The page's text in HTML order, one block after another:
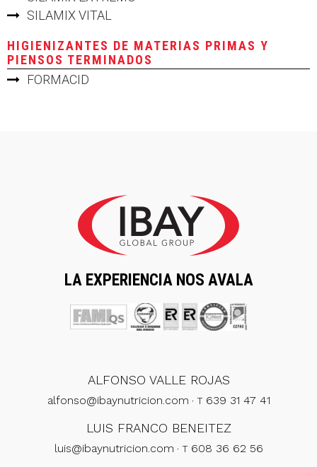
SILAMIX VITAL
HIGIENIZANTES DE MATERIAS PRIMAS Y
PIENSOS TERMINADOS
FORMACID
LA EXPERIENCIA NOS AVALA
ALFONSO VALLE ROJAS
alfonso@ibaynutricion.com · T 639 31 47 41
LUIS FRANCO BENEITEZ
luis@ibaynutricion.com · T 608 36 62 56